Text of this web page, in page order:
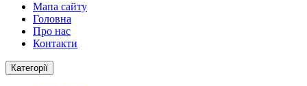
Мапа сайту
Головна
Про нас
Контакти
Категорії